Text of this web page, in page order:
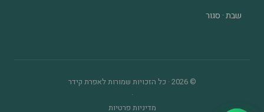
שבת · סגור
© 2026 · כל הזכויות שמורות לאפרת קידר
·
מדיניות פרטיות